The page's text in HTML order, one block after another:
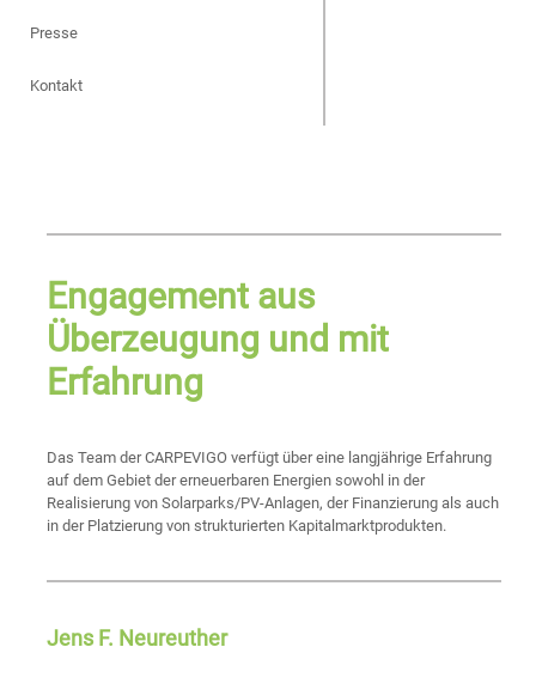
Presse
Kontakt
Engagement aus
Überzeugung und mit
Erfahrung
Das Team der CARPEVIGO verfügt über eine langjährige Erfahrung
auf dem Gebiet der erneuerbaren Energien sowohl in der
Realisierung von Solarparks/PV-Anlagen, der Finanzierung als auch
in der Platzierung von strukturierten Kapitalmarktprodukten.
Jens F. Neureuther